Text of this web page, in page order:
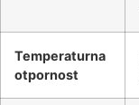
Temperaturna
otpornost